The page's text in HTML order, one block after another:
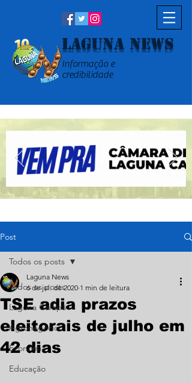
Laguna News
Informação e
credibilidade
Post
Todos os posts
Laguna Carapã
Agronegócio
Economia
Educação
Todos os posts
TSE adia prazos
eleitorais de julho em
42 dias
Laguna News
6 de jul. de 2020 1 min de leitura